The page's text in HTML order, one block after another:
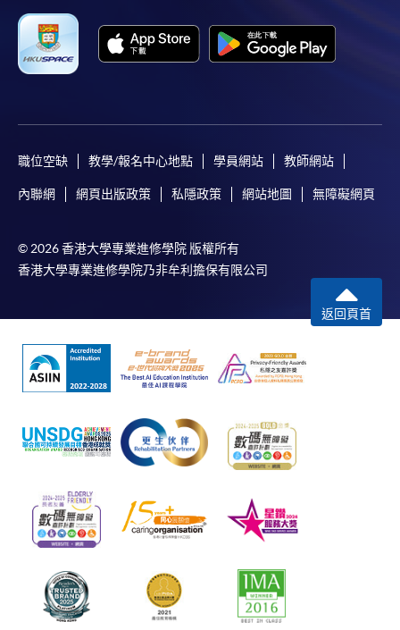
職位空缺 教學/報名中心地點 學員網站 教師網站
內聯網 網頁出版政策 私隱政策 網站地圖 無障礙網頁
© 2026 香港大學專業進修學院 版權所有
香港大學專業進修學院乃非牟利擔保有限公司
返回頁首